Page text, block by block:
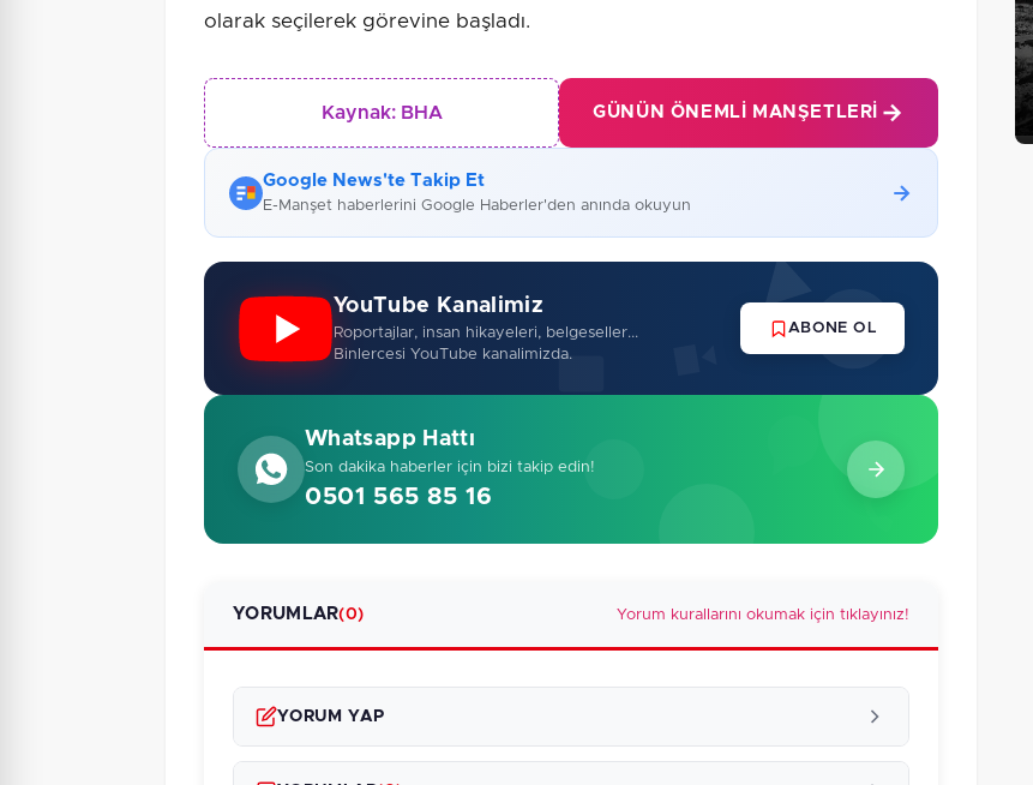
olarak seçilerek görevine başladı.
Kaynak: BHA GÜNÜN ÖNEMLI MANŞETLERI
Google News'te Takip Et
E-Manşet haberlerini Google Haberler'den anında okuyun
YouTube Kanalimiz
Roportajlar, insan hikayeleri, belgeseller...
Binlercesi YouTube kanalimizda.
ABONE OL
Whatsapp Hattı
Son dakika haberler için bizi takip edin!
0501 565 85 16
YORUMLAR(0) Yorum kurallarını okumak için tıklayınız!
YORUM YAP